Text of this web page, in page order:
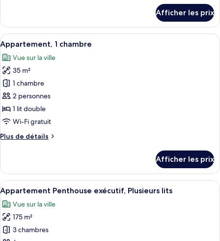
chambres
Appartement
familial,
2
chambres
Afficher les prix
Afficher
toutes
les
photos
pour
ce
type
de
chambre :
Appartement,
Appartement, 1 chambre | Coffre-
8
Appartement, 1 chambre
Vue sur la ville
35 m²
1 chambre
2 personnes
1 lit double
Wi-Fi gratuit
Plus de détails
Plus
Appartement,
chambre
Afficher les prix
Afficher
toutes
les
photos
pour
Un espace repas moderne avec une
9
Appartement Penthouse exécutif, Plusieurs lits
Vue sur la ville
175 m²
3 chambres